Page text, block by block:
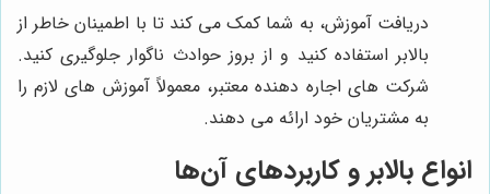
دریافت آموزش، به شما کمک می کند تا با اطمینان خاطر از
بالابر استفاده کنید و از بروز حوادث ناگوار جلوگیری کنید.
شرکت های اجاره دهنده معتبر، معمولاً آموزش های لازم را
به مشتریان خود ارائه می دهند.
انواع بالابر و کاربردهای آن‌ها